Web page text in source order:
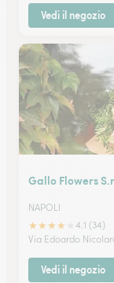
Vedi il negozio
Gallo Flowers
NAPOLI
★★★★
4.1 (34)
Via Edoardo
Vedi il negozio